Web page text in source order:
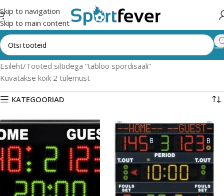
Skip to navigation
Skip to main content
Esileht Tooted siltidega “tabloo spordisaali”
Kuvatakse kõik 2 tulemust
KATEGOORIAD